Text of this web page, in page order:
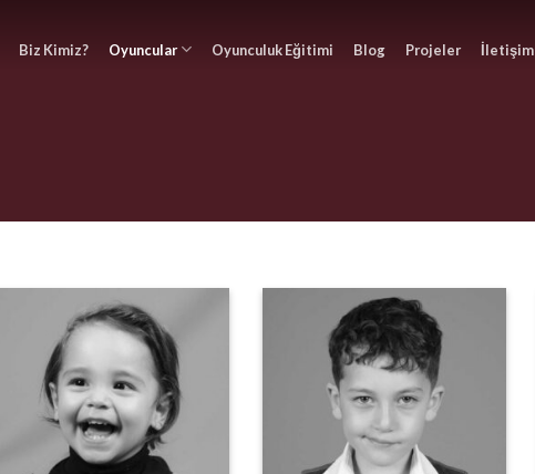
Biz Kimiz? Oyuncular Oyunculuk Eğitimi Blog Projeler İletişim